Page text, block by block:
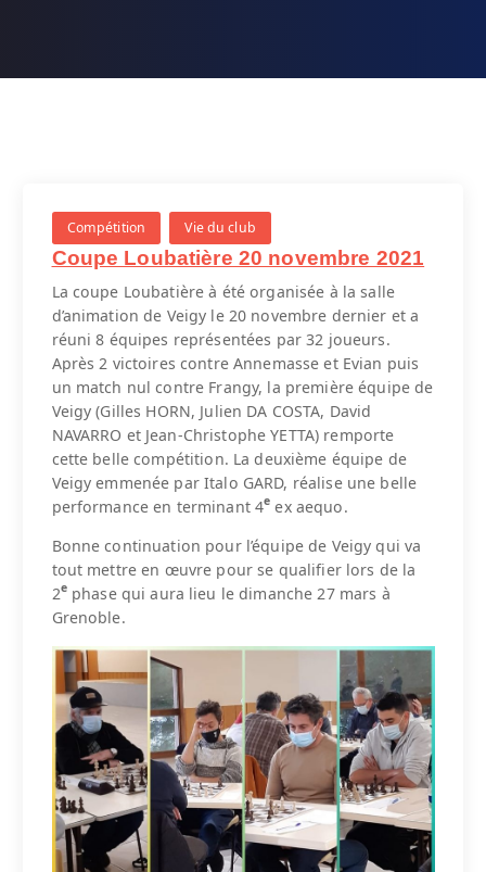
Compétition Vie du club
Coupe Loubatière 20 novembre 2021
La coupe Loubatière à été organisée à la salle
d’animation de Veigy le 20 novembre dernier et a
réuni 8 équipes représentées par 32 joueurs.
Après 2 victoires contre Annemasse et Evian puis
un match nul contre Frangy, la première équipe de
Veigy (Gilles HORN, Julien DA COSTA, David
NAVARRO et Jean-Christophe YETTA) remporte
cette belle compétition. La deuxième équipe de
Veigy emmenée par Italo GARD, réalise une belle
performance en terminant 4e ex aequo.
Bonne continuation pour l’équipe de Veigy qui va
tout mettre en œuvre pour se qualifier lors de la
2ephase qui aura lieu le dimanche 27 mars à
Grenoble.